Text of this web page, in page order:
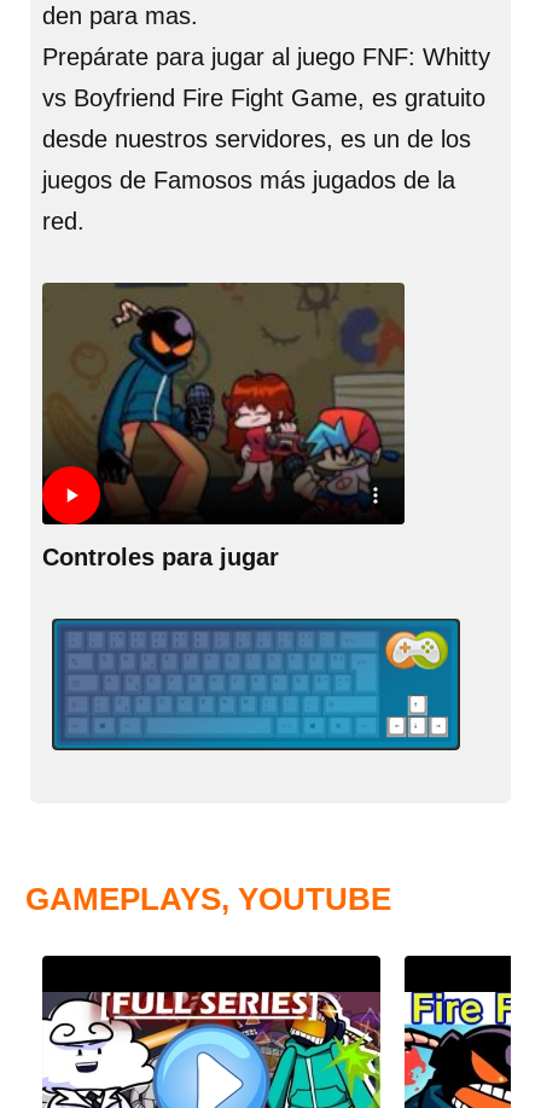
den para mas.
Prepárate para jugar al juego FNF: Whitty
vs Boyfriend Fire Fight Game, es gratuito
desde nuestros servidores, es un de los
juegos de Famosos más jugados de la
red.
Controles para jugar
GAMEPLAYS, YOUTUBE